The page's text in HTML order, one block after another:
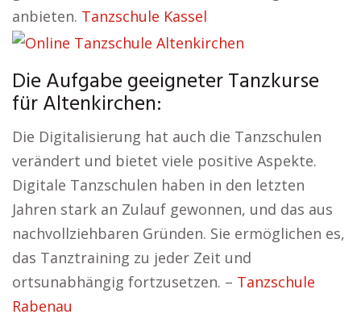
anbieten. Tanzschule Kassel
Die Aufgabe geeigneter Tanzkurse
für Altenkirchen:
Die Digitalisierung hat auch die Tanzschulen
verändert und bietet viele positive Aspekte.
Digitale Tanzschulen haben in den letzten
Jahren stark an Zulauf gewonnen, und das aus
nachvollziehbaren Gründen. Sie ermöglichen es,
das Tanztraining zu jeder Zeit und
ortsunabhängig fortzusetzen. – Tanzschule
Rabenau